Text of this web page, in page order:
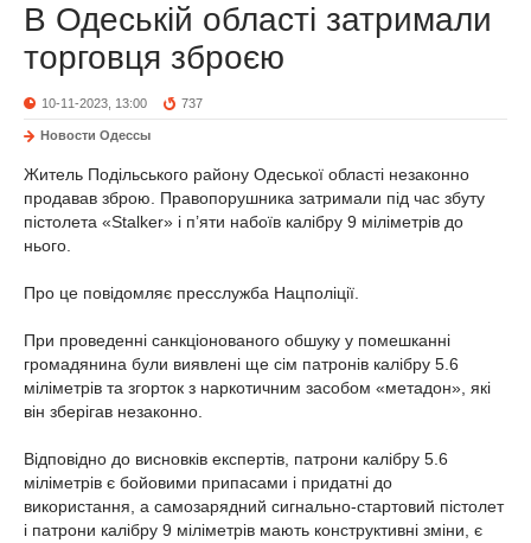
В Одеській області затримали
торговця зброєю
10-11-2023, 13:00 737
Новости Одессы
Житель Подільського району Одеської області незаконно
продавав зброю. Правопорушника затримали під час збуту
пістолета «Stalker» і п’яти набоїв калібру 9 міліметрів до
нього.
Про це повідомляє пресслужба Нацполіції.
При проведенні санкціонованого обшуку у помешканні
громадянина були виявлені ще сім патронів калібру 5.6
міліметрів та згорток з наркотичним засобом «метадон», які
він зберігав незаконно.
Відповідно до висновків експертів, патрони калібру 5.6
міліметрів є бойовими припасами і придатні до
використання, а самозарядний сигнально-стартовий пістолет
і патрони калібру 9 міліметрів мають конструктивні зміни, є